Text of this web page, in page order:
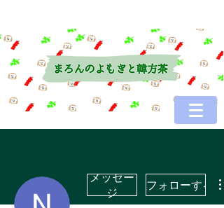
メッセー
ジ
フォローする